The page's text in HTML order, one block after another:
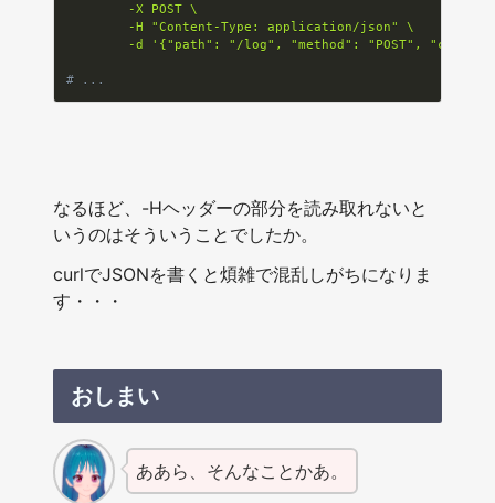
        -X POST \
        -H "Content-Type: application/json" \
-d '{"path": "/log", "method": "POST",
# ...
なるほど、-Hヘッダーの部分を読み取れないと
いうのはそういうことでしたか。
curlでJSONを書くと煩雑で混乱しがちになりま
す・・・
おしまい
ああら、そんなことかあ。